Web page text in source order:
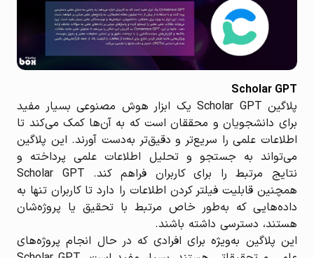
Scholar GPT
پلاگین Scholar GPT یک ابزار هوش مصنوعی بسیار مفید
برای دانشجویان و محققان است که به آن‌ها کمک می‌کند تا
اطلاعات علمی را سریع‌تر و دقیق‌تر به‌دست آورند. این پلاگین
می‌تواند به جستجو و تحلیل اطلاعات علمی پرداخته و
نتایج مرتبط را برای کاربران فراهم کند. Scholar GPT
همچنین قابلیت فیلتر کردن اطلاعات را دارد تا کاربران تنها به
داده‌هایی که به‌طور خاص مرتبط با تحقیق یا پروژه‌شان
هستند، دسترسی داشته باشند.
این پلاگین به‌ویژه برای افرادی که در حال انجام پروژه‌های